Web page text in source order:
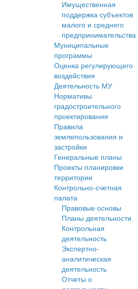
Имущественная
поддержка субъектов
малого и среднего
предпринимательства
Муниципальные
программы
Оценка регулирующего
воздействия
Деятельность МУ
Нормативы
градостроительного
проектирования
Правила
землепользования и
застройки
Генеральные планы
Проекты планировки
территории
Контрольно-счетная
палата
Правовые основы
Планы деятельности
Контрольная
деятельность
Экспертно-
аналитическая
деятельность
Отчеты о